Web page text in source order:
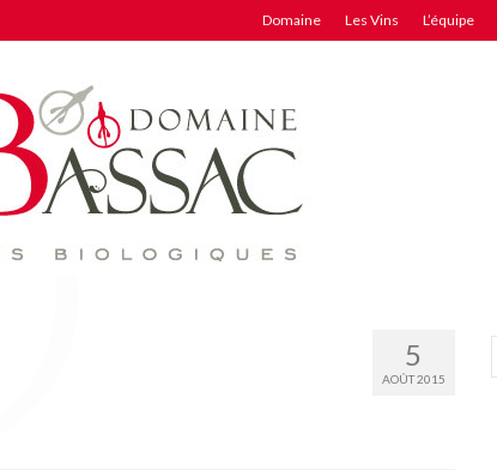
Domaine Les Vins L’équipe
5
AOÛT 2015